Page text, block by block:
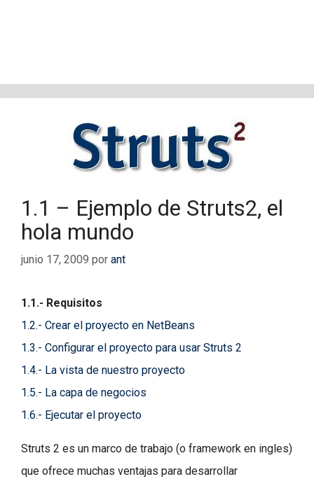
1.1 – Ejemplo de Struts2, el
hola mundo
junio 17, 2009 por ant
1.1.- Requisitos
1.2.- Crear el proyecto en NetBeans
1.3.- Configurar el proyecto para usar Struts 2
1.4.- La vista de nuestro proyecto
1.5.- La capa de negocios
1.6.- Ejecutar el proyecto
Struts 2 es un marco de trabajo (o framework en ingles)
que ofrece muchas ventajas para desarrollar